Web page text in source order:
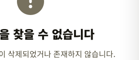
찾을 수 없습니다
삭제되었거나 존재하지 않습니다.